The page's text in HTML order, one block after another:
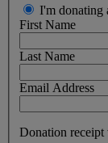
I'm donating
First Name
Last Name
Email Address
Donation receipt